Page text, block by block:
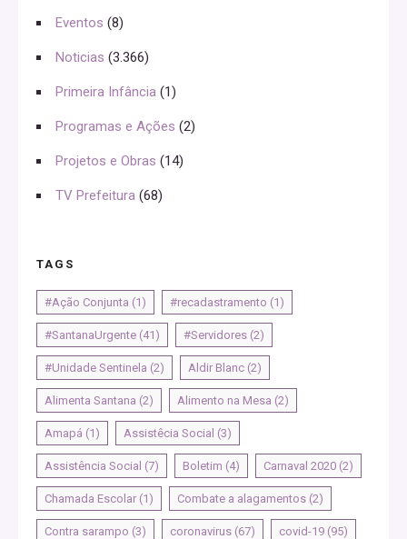
Eventos (8)
Noticias (3.366)
Primeira Infância (1)
Programas e Ações (2)
Projetos e Obras (14)
TV Prefeitura (68)
TAGS
#Ação Conjunta (1) #recadastramento (1)
#SantanaUrgente (41) #Servidores (2)
#Unidade Sentinela (2) Aldir Blanc (2)
Alimenta Santana (2) Alimento na Mesa (2)
Amapá (1) Assistêcia Social (3)
Assistência Social (7) Boletim (4) Carnaval 2020 (2)
Chamada Escolar (1) Combate a alagamentos (2)
Contra sarampo (3) coronavirus (67) covid-19 (95)